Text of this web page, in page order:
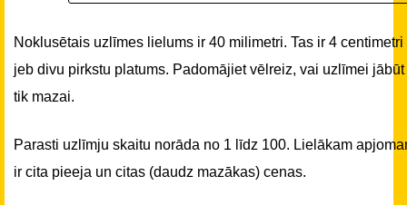
Noklusētais uzlīmes lielums ir 40 milimetri. Tas ir 4 centimetri
jeb divu pirkstu platums. Padomājiet vēlreiz, vai uzlīmei jābūt
tik mazai.
Parasti uzlīmju skaitu norāda no 1 līdz 100. Lielākam
ir cita pieeja un citas (daudz mazākas) cenas.